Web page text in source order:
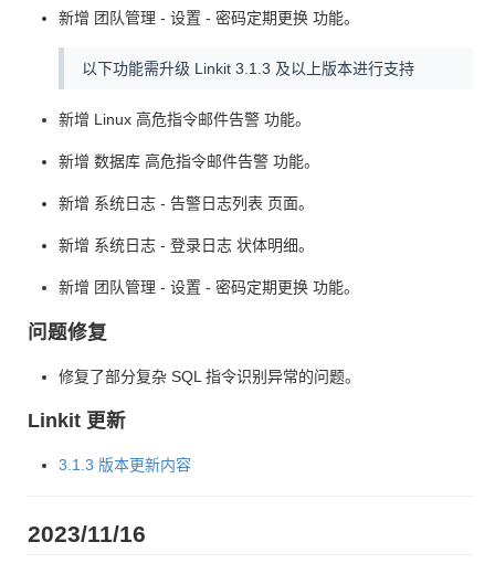
新增 团队管理 - 设置 - 密码定期更换 功能。
以下功能需升级 Linkit 3.1.3 及以上版本进行支持
新增 Linux 高危指令邮件告警 功能。
新增 数据库 高危指令邮件告警 功能。
新增 系统日志 - 告警日志列表 页面。
新增 系统日志 - 登录日志 状体明细。
新增 团队管理 - 设置 - 密码定期更换 功能。
问题修复
修复了部分复杂 SQL 指令识别异常的问题。
Linkit 更新
3.1.3 版本更新内容
2023/11/16